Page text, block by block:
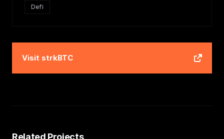
Defi
Visit strkBTC
Related Projects